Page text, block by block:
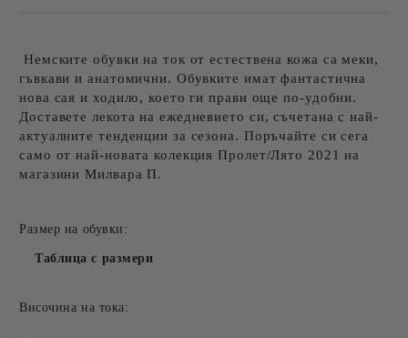
Немските обувки на ток от естествена кожа са меки,
гъвкави и анатомични. Обувките имат фантастична
нова сая и ходило, което ги прави още по-удобни.
Доставете лекота на ежедневието си, съчетана с най-
актуалните тенденции за сезона. Поръчайте си сега
само от най-новата колекция Пролет/Лято 2021 на
магазини Милвара П.
Размер на обувки:
Таблица с размери
Височина на тока: